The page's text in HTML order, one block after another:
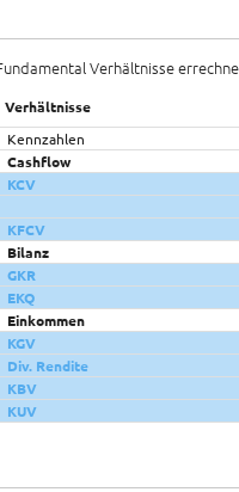
Verhältnisse
Verhältnisse
Kennzahlen
Cashflow
KCV
KFCV
Bilanz
GKR
EKQ
Einkommen
KGV
Div. Rendite
KBV
KUV